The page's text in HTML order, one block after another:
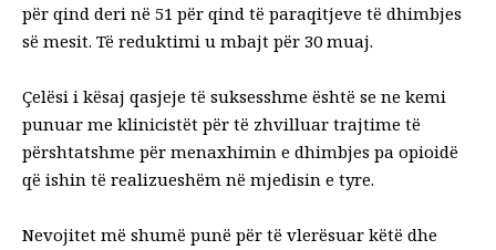
për qind deri në 51 për qind të paraqitjeve të dhimbjes
së mesit. Të reduktimi u mbajt për 30 muaj.
Çelësi i kësaj qasjeje të suksesshme është se ne kemi
punuar me klinicistët për të zhvilluar trajtime të
përshtatshme për menaxhimin e dhimbjes pa opioidë
që ishin të realizueshëm në mjedisin e tyre.
Nevojitet më shumë punë për të vlerësuar këtë dhe